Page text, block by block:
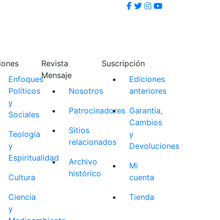
Enfoques
Políticos
y
Sociales
Teología
y
Espiritualidad
Cultura
Ciencia
y
Revista
Mensaje
Nosotros
Patrocinadores
Sitios
relacionados
Archivo
histórico
Suscripción
Ediciones
anteriores
Garantía,
Cambios
y
Devoluciones
Mi
cuenta
Tienda